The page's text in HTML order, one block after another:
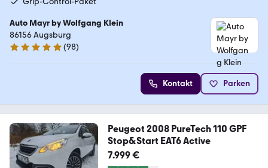
Auto Mayr by Wolfgang Klein
86156 Augsburg
4.9 Sterne
(98)
Kontakt Parken
Peugeot 2008 PureTech 110 GPF
Stop&Start EAT6 Active
7.999 €